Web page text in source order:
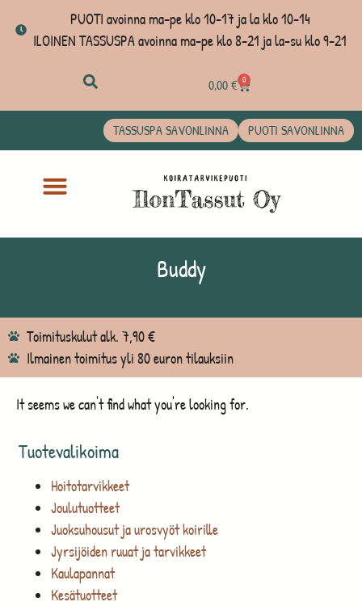
PUOTI avoinna ma-pe klo 10-17 ja la klo 10-14
ILOINEN TASSUSPA avoinna ma-pe klo 8-21 ja la-su klo 9-21
0,00€ 0
TASSUSPA SAVONLINNA PUOTI SAVONLINNA
Buddy
Toimituskulut alk. 7,90 €
Ilmainen toimitus yli 80 euron tilauksiin
Tuotevalikoima
Hoitotarvikkeet
Joulutuotteet
Juoksuhousut ja urosvyöt koirille
Jyrsijöiden ruuat ja tarvikkeet
Kaulapannat
Kesätuotteet
It seems we can't find what you're looking for.